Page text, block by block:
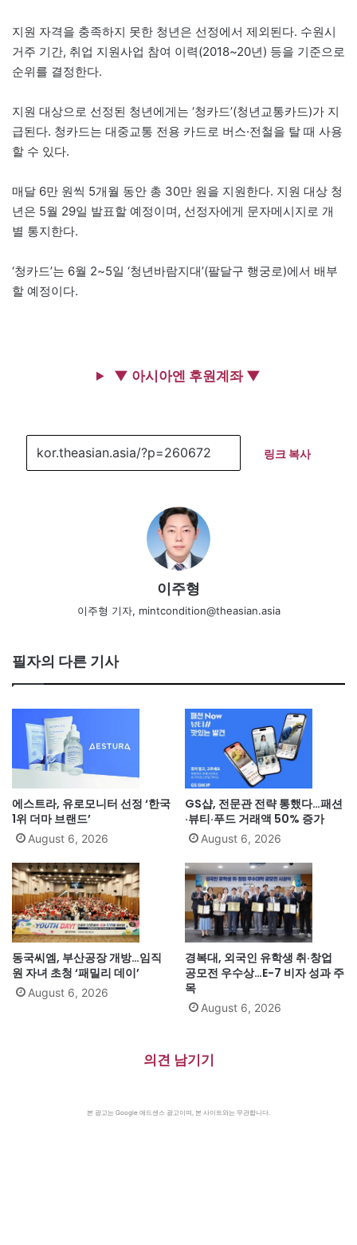
지원 자격을 충족하지 못한 청년은 선정에서 제외된다. 수원시
거주 기간, 취업 지원사업 참여 이력(2018~20년) 등을 기준으로
순위를 결정한다.
지원 대상으로 선정된 청년에게는 ‘청카드’(청년교통카드)가 지
급된다. 청카드는 대중교통 전용 카드로 버스·전철을 탈 때 사용
할 수 있다.
매달 6만 원씩 5개월 동안 총 30만 원을 지원한다. 지원 대상 청
년은 5월 29일 발표할 예정이며, 선정자에게 문자메시지로 개
별 통지한다.
‘청카드’는 6월 2~5일 ‘청년바람지대’(팔달구 행궁로)에서 배부
할 예정이다.
▼ 아시아엔 후원계좌 ▼
링크 복사
이주형
이주형 기자, mintcondition@theasian.asia
필자의 다른 기사
에스트라, 유로모니터 선정 ‘한국
1위 더마 브랜드’
August 6, 2026
GS샵, 전문관 전략 통했다…패션
·뷰티·푸드 거래액 50% 증가
August 6, 2026
동국씨엠, 부산공장 개방…임직
원 자녀 초청 ‘패밀리 데이’
August 6, 2026
경복대, 외국인 유학생 취·창업
공모전 우수상…E-7 비자 성과 주
목
August 6, 2026
의견 남기기
본 광고는 Google 애드센스 광고이며, 본 사이트와는 무관합니다.